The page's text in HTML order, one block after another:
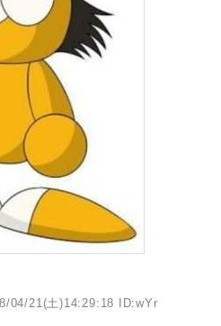
04/21(土)14:29:18 ID:wYr